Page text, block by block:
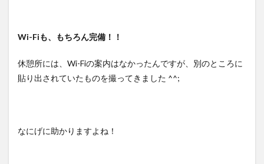
Wi-Fiも、もちろん完備！！
休憩所には、Wi-Fiの案内はなかったんですが、別のところに
貼り出されていたものを撮ってきました ^^;
なにげに助かりますよね！